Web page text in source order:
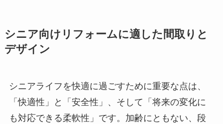
シニア向けリフォームに適した間取りと
デザイン
シニアライフを快適に過ごすために重要な点は、
「快適性」と「安全性」、そして「将来の変化に
も対応できる柔軟性」です。加齢にともない、段